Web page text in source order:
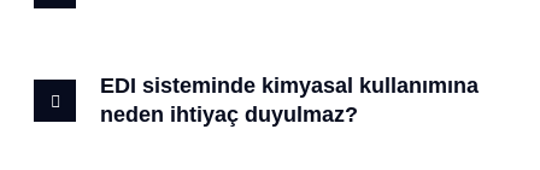
EDI sisteminde kimyasal kullanımına
neden ihtiyaç duyulmaz?